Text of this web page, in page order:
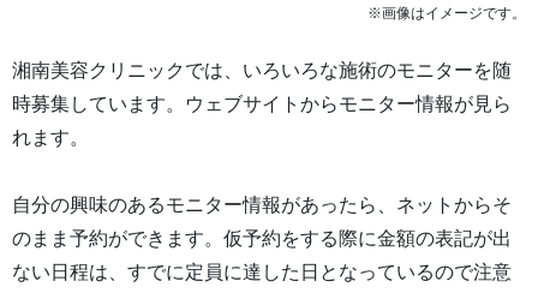
※画像はイメージです。
湘南美容クリニックでは、いろいろな施術のモニターを随
時募集しています。ウェブサイトからモニター情報が見ら
れます。
自分の興味のあるモニター情報があったら、ネットからそ
のまま予約ができます。仮予約をする際に金額の表記が出
ない日程は、すでに定員に達した日となっているので注意